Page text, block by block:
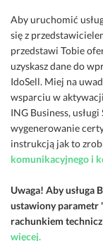
Aby uruchomić
się z
przedstawi Tobie
uzyskasz dane do
IdoSell. Miej na
wsparciu w
ING Business,
wygenerowanie
instrukcją jak to
komunikacyjnego i
Uwaga! Aby usługa
ustawiony parametr
rachunkiem
więcej.